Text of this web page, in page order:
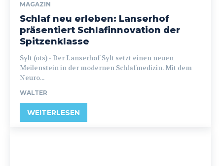
MAGAZIN
Schlaf neu erleben: Lanserhof
präsentiert Schlafinnovation der
Spitzenklasse
Sylt (ots) - Der Lanserhof Sylt setzt einen neuen
Meilenstein in der modernen Schlafmedizin. Mit dem
Neuro...
WALTER
WEITERLESEN